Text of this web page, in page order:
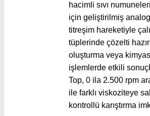
hacimli sıvı
için geliştirilmiş analog
titreşim hareketiyle
tüplerinde çözelti
oluşturma veya
işlemlerde etkili
Top, 0 ila 2.500 rpm
ile farklı viskoziteye
kontrollü karıştırma